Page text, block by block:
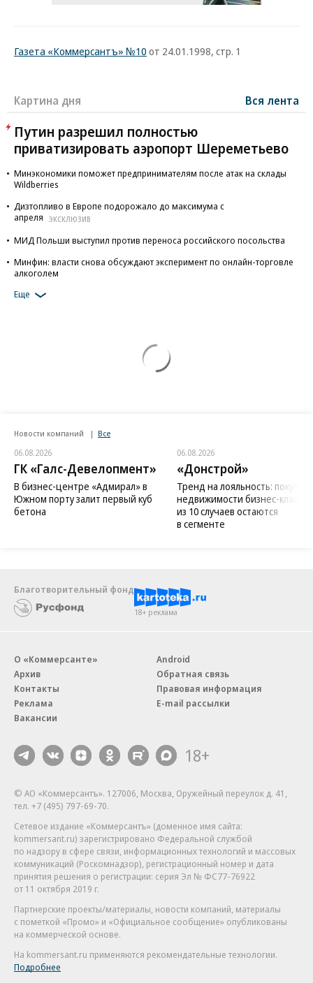
Газета «Коммерсантъ» №10 от 24.01.1998, стр. 1
Картина дня Вся лента
Путин разрешил полностью
приватизировать аэропорт Шереметьево
Минэкономики поможет предпринимателям после атак на склады
Wildberries
Дизтопливо в Европе подорожало до максимума с
апреля
ЭКСКЛЮЗИВ
МИД Польши выступил против переноса российского посольства
Минфин: власти снова обсуждают эксперимент по онлайн-торговле
алкоголем
Еще
Новости компаний Все
06.08.2026
ГК «Галс-Девелопмент»
В бизнес-центре «Адмирал» в
Южном порту залит первый куб
бетона
06.08.2026
«Донстрой»
Тренд на лояльность:
недвижимости бизнес-класса
из 10 случаев остаются
в сегменте
Благотворительный фонд
18+ реклама
О «Коммерсанте»
Архив
Контакты
Реклама
Вакансии
Android
Обратная связь
Правовая информация
E-mail рассылки
18+
© АО «Коммерсантъ». 127006, Москва, Оружейный переулок д. 41,
тел. +7 (495) 797-69-70.
Сетевое издание «Коммерсантъ» (доменное имя сайта:
kommersant.ru) зарегистрировано Федеральной службой
по надзору в сфере связи, информационных технологий и массовых
коммуникаций (Роскомнадзор), регистрационный номер и дата
принятия решения о регистрации: серия Эл № ФС77-76922
от 11 октября 2019 г.
Партнерские проекты/материалы, новости компаний, материалы
с пометкой «Промо» и «Официальное сообщение» опубликованы
на коммерческой основе.
На kommersant.ru применяются рекомендательные технологии.
Подробнее